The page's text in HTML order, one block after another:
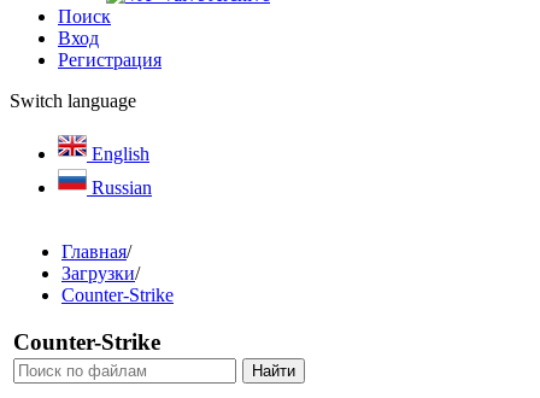
Поиск
Вход
Регистрация
Switch language
English
Russian
Главная/
Загрузки/
Counter-Strike
Counter-Strike